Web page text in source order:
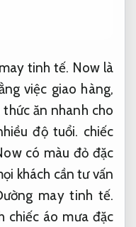
tinh tế. Now là
việc giao hàng,
thức ăn nhanh cho
độ tuổi. chiếc
có màu đỏ đặc
khách cần tư vấn
may tinh tế.
chiếc áo mưa đặc